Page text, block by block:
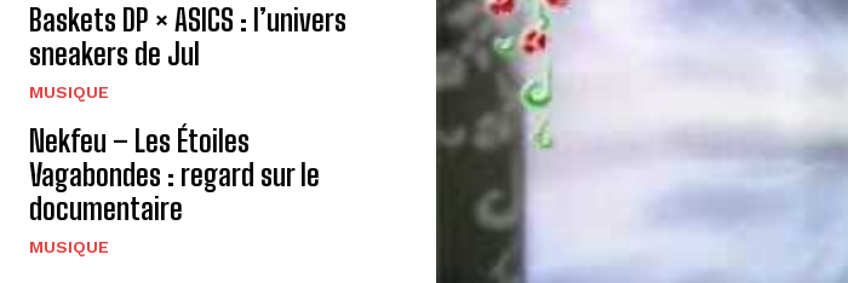
Baskets DP × ASICS : l’univers
sneakers de Jul
MUSIQUE
Nekfeu – Les Étoiles
Vagabondes : regard sur le
documentaire
MUSIQUE